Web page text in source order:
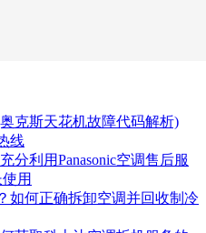
克斯天花机故障代码解析)
线
分利用Panasonic空调售后服
用
如何正确拆卸空调并回收制冷